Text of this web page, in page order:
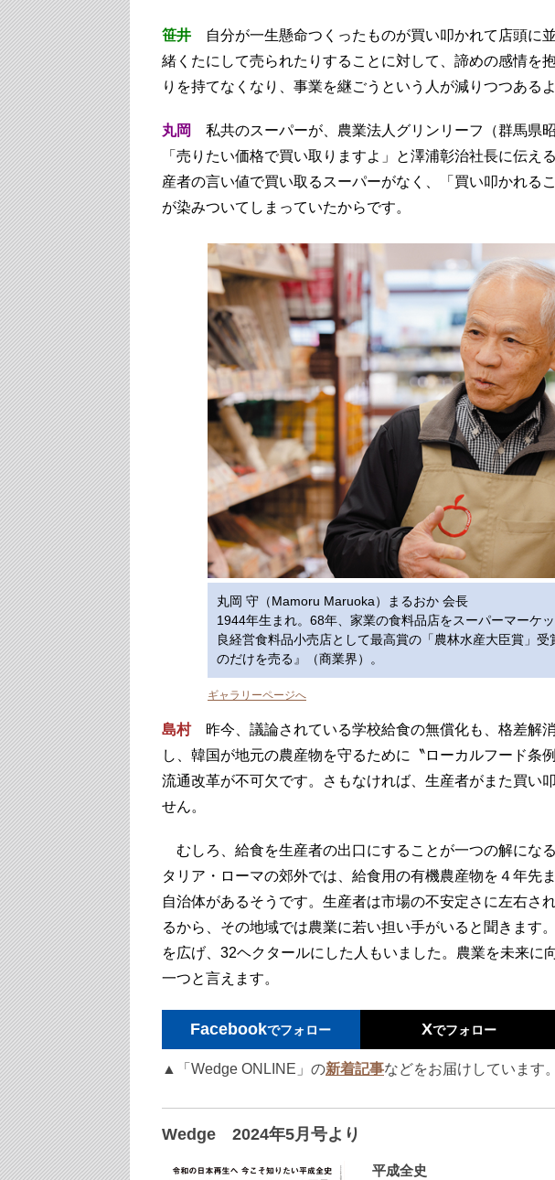
笹井 自分が一生懸命つくったものが買い叩かれて店頭に
緒くたにして売られたりすることに対して、諦めの感情を
りを持てなくなり、事業を継ごうという人が減りつつある
丸岡
私共のスーパーが、農業法人グリンリーフ（群馬県
「売りたい価格で買い取りますよ」と澤浦彰治社長に伝え
産者の言い値で買い取るスーパーがなく、「買い叩かれる
が染みついてしまっていたからです。
丸岡 守（Mamoru Maruoka）まるおか 会長
1944年生まれ。68年、家業の食料品店をスーパーマーケ
良経営食料品小売店として最高賞の「農林水産大臣賞」受
のだけを売る』（商業界）。
ギャラリーページへ
島村昨今、議論されている学校給食の無償化も、格差解
し、韓国が地元の農産物を守るために〝ローカルフード条
流通改革が不可欠です。さもなければ、生産者がまた買い
せん。
むしろ、給食を生産者の出口にすることが一つの解にな
タリア・ローマの郊外では、給食用の有機農産物を４年先
自治体があるそうです。生産者は市場の不安定さに左右さ
るから、その地域では農業に若い担い手がいると聞きます
を広げ、32ヘクタールにした人もいました。農業を未来に
一つと言えます。
Facebookでフォロー Xでフォロー
▲「Wedge ONLINE」の新着記事などをお届けしています。
Wedge 2024年5月号より
平成全史